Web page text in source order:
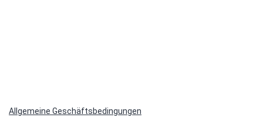
Allgemeine Geschäftsbedingungen